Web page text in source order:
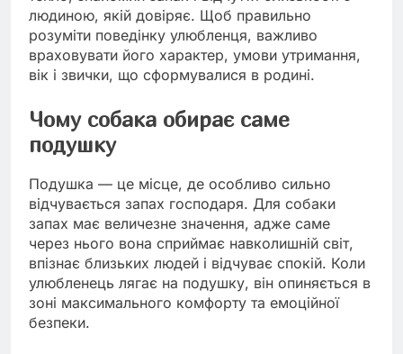
людиною, якій довіряє. Щоб правильно
розуміти поведінку улюбленця, важливо
враховувати його характер, умови утримання,
вік і звички, що сформувалися в родині.
Чому собака обирає саме
подушку
Подушка — це місце, де особливо сильно
відчувається запах господаря. Для собаки
запах має величезне значення, адже саме
через нього вона сприймає навколишній світ,
впізнає близьких людей і відчуває спокій. Коли
улюбленець лягає на подушку, він опиняється в
зоні максимального комфорту та емоційної
безпеки.